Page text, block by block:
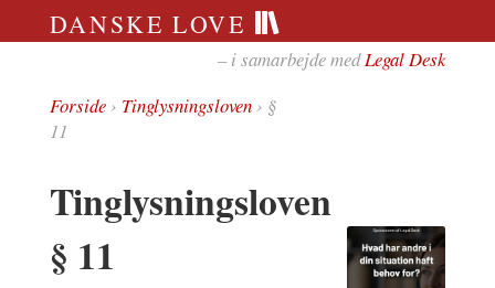
DANSKE LOVE
– i samarbejde medLegal Desk
Forside› Tinglysningsloven› §
11
Tinglysningsloven
§ 11